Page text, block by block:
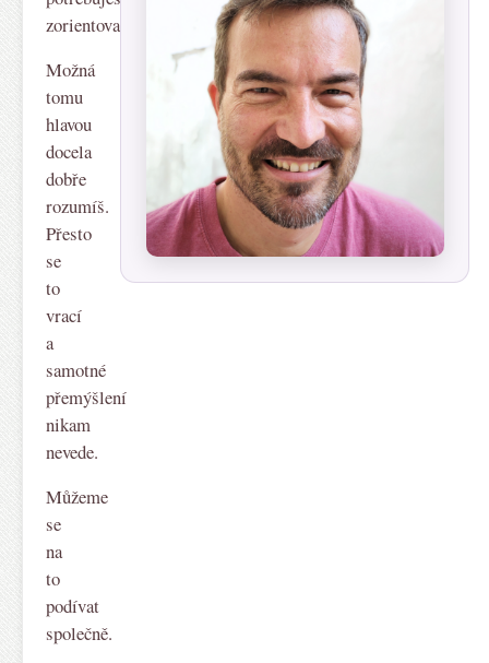
zorientovat.
Možná
tomu
hlavou
docela
dobře
rozumíš.
Přesto
se
to
vrací
a
samotné
přemýšlení
nikam
nevede.
Můžeme
se
na
to
podívat
společně.